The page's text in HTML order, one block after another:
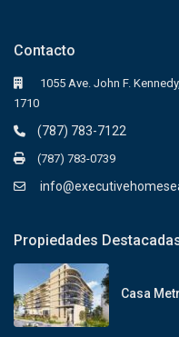
Contacto
1055 Ave. John F.
1710
(787) 783-7122
(787) 783-0739
Propiedades
Casa